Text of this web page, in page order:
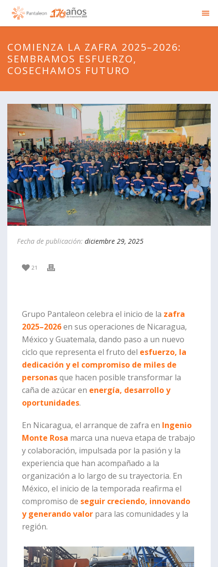
COMIENZA LA ZAFRA 2025–2026:
SEMBRAMOS ESFUERZO,
COSECHAMOS FUTURO
Fecha de publicación: diciembre 29, 2025
21
Grupo Pantaleon celebra el inicio de la zafra
2025–2026en sus operaciones de Nicaragua,
México y Guatemala, dando paso a un nuevo
ciclo que representa el fruto del esfuerzo, la
dedicación y el compromiso de miles de
personasque hacen posible transformar la
caña de azúcar en energía, desarrollo y
oportunidades.
En Nicaragua, el arranque de zafra en Ingenio
Monte Rosa marca una nueva etapa de trabajo
y colaboración, impulsada por la pasión y la
experiencia que han acompañado a la
organización a lo largo de su trayectoria. En
México, el inicio de la temporada reafirma el
compromiso de seguir creciendo, innovando
y generando valor para las comunidades y la
región.